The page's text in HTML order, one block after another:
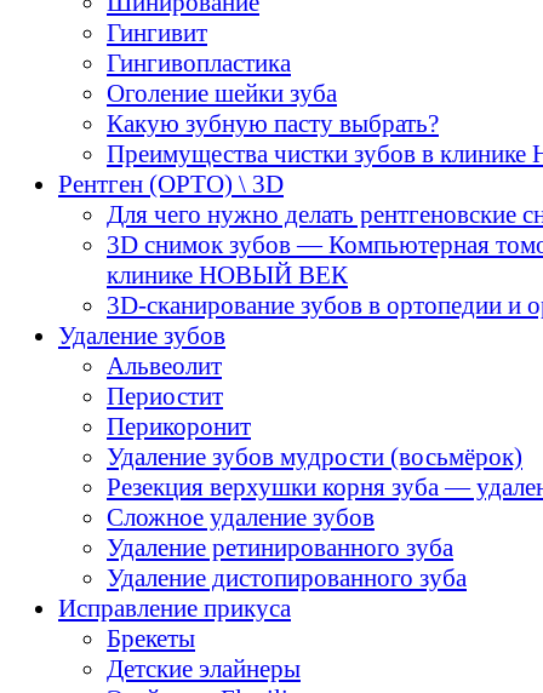
Гингивит
Гингивопластика
Оголение шейки зуба
Какую зубную пасту выбрать?
Преимущества чистки зубов в
Рентген (ОРТО) \ 3D
Для чего нужно делать рентгеновские
3D снимок зубов — Компьютерная
клинике НОВЫЙ ВЕК
3D-cканирование зубов в ортопедии и
Удаление зубов
Альвеолит
Периостит
Перикоронит
Удаление зубов мудрости (восьмёрок)
Резекция верхушки корня зуба —
Сложное удаление зубов
Удаление ретинированного зуба
Удаление дистопированного зуба
Исправление прикуса
Брекеты
Детские элайнеры